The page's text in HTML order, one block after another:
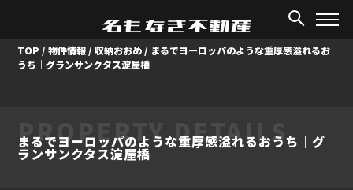
TOP /物件情報 /収納おおめ / まるでヨーロッパのような重厚感溢れるお
うち｜グランサンクタス淀屋橋
PROPERTY DETAILS
まるでヨーロッパのような重厚感溢れるおうち｜グ
ランサンクタス淀屋橋